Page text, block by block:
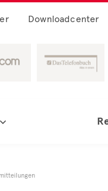
Downloadcenter